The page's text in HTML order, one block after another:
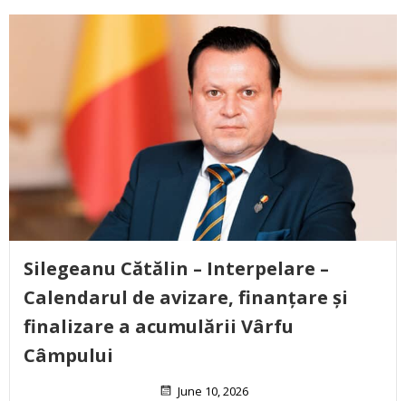
Silegeanu Cătălin – Interpelare –
Calendarul de avizare, finanțare și
finalizare a acumulării Vârfu
Câmpului
June 10, 2026